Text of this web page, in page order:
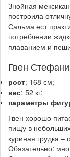
Знойная
построила
Сальма ест
потреблении
плаванием и
Гвен
рост: 168 см;
вес: 52 кг;
параметры
Гвен хорошо
пищу в
куриная грудка
Обязательно: